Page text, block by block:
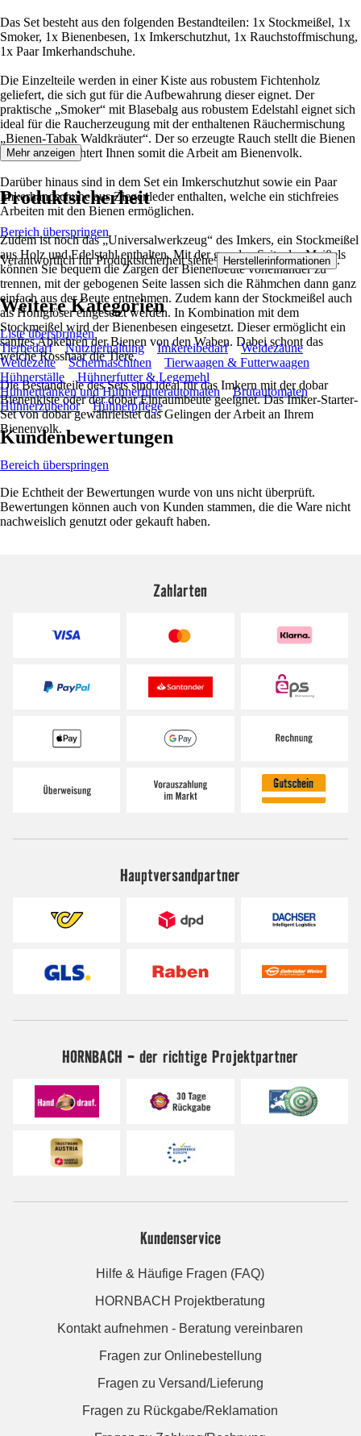
Das Set besteht aus den folgenden Bestandteilen: 1x Stockmeißel, 1x
Smoker, 1x Bienenbesen, 1x Imkerschutzhut, 1x Rauchstoffmischung,
1x Paar Imkerhandschuhe.
Die Einzelteile werden in einer Kiste aus robustem Fichtenholz
geliefert, die sich gut für die Aufbewahrung dieser eignet. Der
praktische „Smoker“ mit Blasebalg aus robustem Edelstahl eignet sich
ideal für die Raucherzeugung mit der enthaltenen Räuchermischung
„Bienen-Tabak Waldkräuter“. Der so erzeugte Rauch stellt die Bienen
ruhig und erleichtert Ihnen somit die Arbeit am Bienenvolk.
Darüber hinaus sind in dem Set ein Imkerschutzhut sowie ein Paar
Imkerhandschuhe aus Ziegenleder enthalten, welche ein stichfreies
Arbeiten mit den Bienen ermöglichen.
Zudem ist noch das „Universalwerkzeug“ des Imkers, ein Stockmeißel
aus Holz und Edelstahl enthalten. Mit der geraden Seite des Meißels
können Sie bequem die Zargen der Bienenbeute voneinander zu
trennen, mit der gebogenen Seite lassen sich die Rähmchen dann ganz
einfach aus der Beute entnehmen. Zudem kann der Stockmeißel auch
als Honiglöser eingesetzt werden. In Kombination mit dem
Stockmeißel wird der Bienenbesen eingesetzt. Dieser ermöglicht ein
sanftes Abkehren der Bienen von den Waben. Dabei schont das
weiche Rosshaar die Tiere.
Die Bestandteile des Sets sind ideal für das Imkern mit der dobar
Bienenkiste oder der dobar Einraumbeute geeignet. Das Imker-Starter-
Set von dobar gewährleistet das Gelingen der Arbeit an Ihrem
Bienenvolk.
Mehr anzeigen
Produktsicherheit
Bereich überspringen
Verantwortlich für Produktsicherheit siehe Herstellerinformationen .
Weitere Kategorien
Liste überspringen
Tierbedarf
Nutztierhaltung Imkereibedarf
Weidezäune
Weidezelte
Schermaschinen
Tierwaagen & Futterwaagen
Hühnerställe
Hühnerfutter & Legemehl
Hühnertränken und Hühnerfutterautomaten
Brutautomaten
Hühnerzubehör
Hühnerpflege
Kundenbewertungen
Bereich überspringen
Die Echtheit der Bewertungen wurde von uns nicht überprüft.
Bewertungen können auch von Kunden stammen, die die Ware nicht
nachweislich genutzt oder gekauft haben.
Zahlarten
Hauptversandpartner
HORNBACH - der richtige Projektpartner
Kundenservice
Hilfe & Häufige Fragen (FAQ)
HORNBACH Projektberatung
Kontakt aufnehmen - Beratung vereinbaren
Fragen zur Onlinebestellung
Fragen zu Versand/Lieferung
Fragen zu Rückgabe/Reklamation